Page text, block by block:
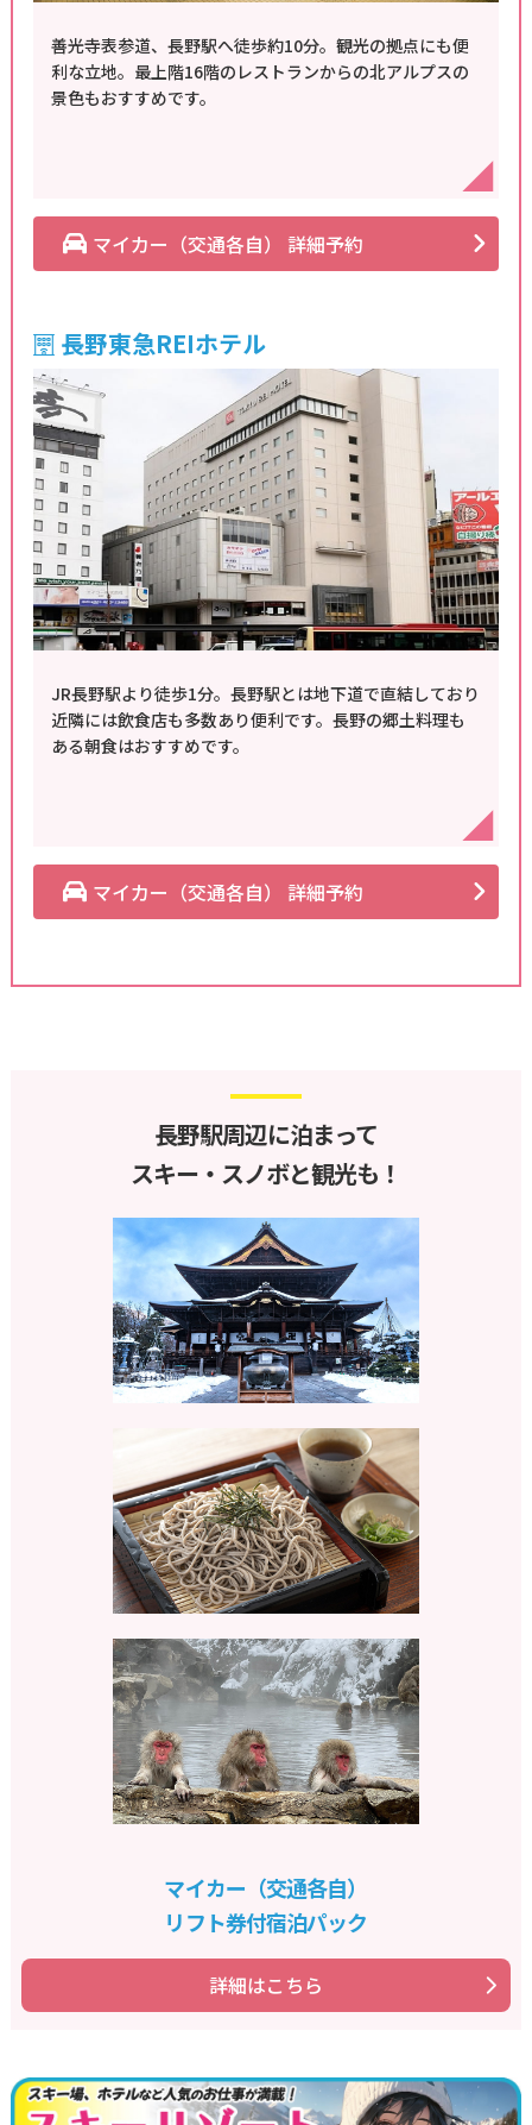
善光寺表参道、長野駅へ徒歩約10分。観光の拠点にも便
利な立地。最上階16階のレストランからの北アルプスの
景色もおすすめです。
マイカー（交通各自） 詳細予約
長野東急REIホテル
JR長野駅より徒歩1分。長野駅とは地下道で直結しており
近隣には飲食店も多数あり便利です。長野の郷土料理も
ある朝食はおすすめです。
マイカー（交通各自） 詳細予約
長野駅周辺に泊まって
スキー・スノボと観光も！
マイカー（交通各自）
リフト券付宿泊パック
詳細はこちら